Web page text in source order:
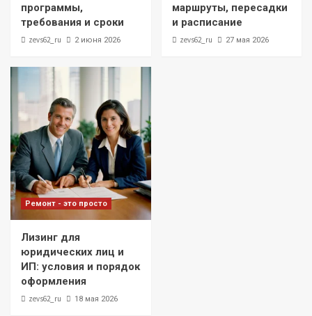
программы,
требования и сроки
zevs62_ru 2 июня 2026
маршруты, пересадки
и расписание
zevs62_ru 27 мая 2026
Ремонт - это просто
Лизинг для
юридических лиц и
ИП: условия и порядок
оформления
zevs62_ru 18 мая 2026